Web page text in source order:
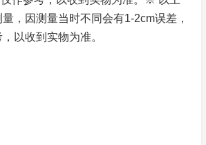
，因测量当时不同会有1-2cm误差，
以收到实物为准。